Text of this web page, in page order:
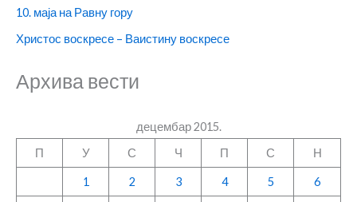
10. маја на Равну гору
Христос воскресе – Ваистину воскресе
Архива вести
децембар 2015.
П
У С Ч П С Н
1 2 3 4 5 6